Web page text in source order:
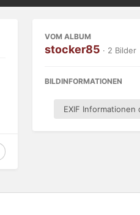
VOM ALBUM
stocker85 · 2 Bilder
BILDINFORMATIONEN
EXIF Informationen